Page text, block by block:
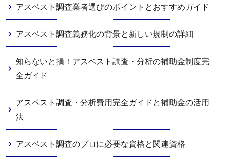
アスベスト調査業者選びのポイントとおすすめガイド
アスベスト調査義務化の背景と新しい規制の詳細
知らないと損！アスベスト調査・分析の補助金制度完
全ガイド
アスベスト調査・分析費用完全ガイドと補助金の活用
法
アスベスト調査のプロに必要な資格と関連資格